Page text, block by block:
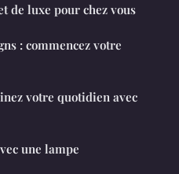
de luxe pour chez vous
: commencez votre
votre quotidien avec
une lampe